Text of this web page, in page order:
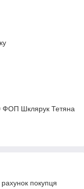
ФОП Шклярук Тетяна
покупця